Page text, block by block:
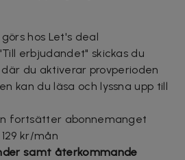
hos Let's deal
"Till erbjudandet" skickas du
du aktiverar provperioden
kan du läsa och lyssna upp till
fortsätter abonnemanget
kr/mån
samt återkommande